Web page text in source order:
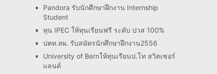
Pandora รับนักศึกษาฝึกงาน Internship
Student
ทุน IPEC ให้ทุนเรียนฟรี ระดับ ปวส 100%
ปตท.สผ. รับสมัครนักศึกษาฝึกงาน2556
University of Bernให้ทุนเรียนป.โท สวิตเซอร์
แลนด์